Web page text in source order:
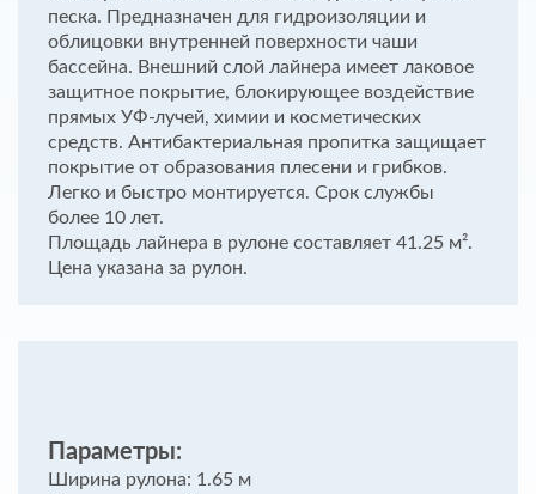
песка. Предназначен для гидроизоляции и
облицовки внутренней поверхности чаши
бассейна. Внешний слой лайнера имеет лаковое
защитное покрытие, блокирующее воздействие
прямых УФ-лучей, химии и косметических
средств. Антибактериальная пропитка защищает
покрытие от образования плесени и грибков.
Легко и быстро монтируется. Срок службы
более 10 лет.
Площадь лайнера в рулоне составляет 41.25 м².
Цена указана за рулон.
Параметры:
Ширина рулона: 1.65 м